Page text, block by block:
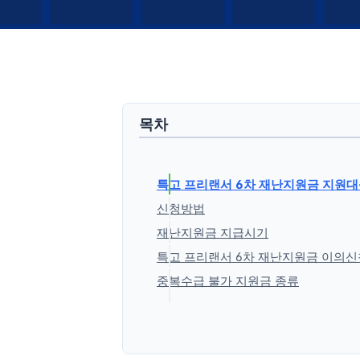
목차
특고 프리랜서 6차 재난지원금 지원
신청방법
재난지원금 지급시기
특고 프리랜서 6차 재난지원금 이의
중복수급 불가 지원금 종류